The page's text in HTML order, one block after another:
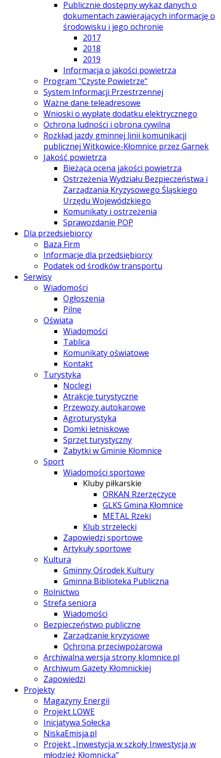
Publicznie dostępny wykaz danych o
dokumentach zawierających informację o
środowisku i jego ochronie
2017
2018
2019
Informacja o jakości powietrza
Program "Czyste Powietrze"
System Informacji Przestrzennej
Ważne dane teleadresowe
Wnioski o wypłatę dodatku elektrycznego
Ochrona ludności i obrona cywilna
Rozkład jazdy gminnej linii komunikacji
publicznej Witkowice-Kłomnice przez Garnek
Jakość powietrza
Bieżąca ocena jakości powietrza
Ostrzeżenia Wydziału Bezpieczeństwa i
Zarządzania Kryzysowego Śląskiego
Urzędu Wojewódzkiego
Komunikaty i ostrzeżenia
Sprawozdanie POP
Dla przedsiębiorcy
Baza Firm
Informacje dla przedsiębiorcy
Podatek od środków transportu
Serwisy
Wiadomości
Ogłoszenia
Pilne
Oświata
Wiadomości
Tablica
Komunikaty oświatowe
Kontakt
Turystyka
Noclegi
Atrakcje turystyczne
Przewozy autokarowe
Agroturystyka
Domki letniskowe
Sprzęt turystyczny
Zabytki w Gminie Kłomnice
Sport
Wiadomości sportowe
Kluby piłkarskie
ORKAN Rzerzęczyce
GLKS Gmina Kłomnice
METAL Rzeki
Klub strzelecki
Zapowiedzi sportowe
Artykuły sportowe
Kultura
Gminny Ośrodek Kultury
Gminna Biblioteka Publiczna
Rolnictwo
Strefa seniora
Wiadomości
Bezpieczeństwo publiczne
Zarządzanie kryzysowe
Ochrona przeciwpożarowa
Archiwalna wersja strony klomnice.pl
Archiwum Gazety Kłomnickiej
Zapowiedzi
Projekty
Magazyny Energii
Projekt LOWE
Inicjatywa Sołecka
NiskaEmisja.pl
Projekt „Inwestycja w szkoły Inwestycją w
młodzież Kłomnicką”